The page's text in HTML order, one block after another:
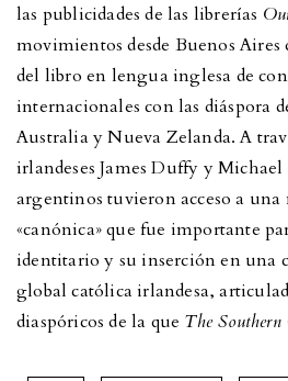
las publicidades de las librerías
movimientos desde Buenos
del libro en lengua inglesa de
internacionales con las diáspora
Australia y Nueva Zelanda. A
irlandeses James Duffy y
argentinos tuvieron acceso a
«canónica» que fue importante
identitario y su inserción en una
global católica irlandesa,
diaspóricos de la que The Southern